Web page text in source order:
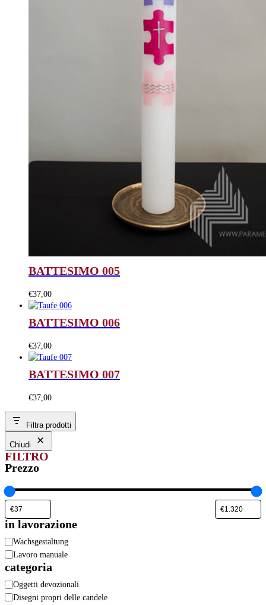
BATTESIMO 005
€37,00
BATTESIMO 006
€37,00
BATTESIMO 007
€37,00
Filtra prodotti
Chiudi
FILTRO
Prezzo
in lavorazione
in
lavorazione
Wachsgestaltung
Lavoro manuale
categoria
Categoria
Oggetti devozionali
Disegni propri delle candele